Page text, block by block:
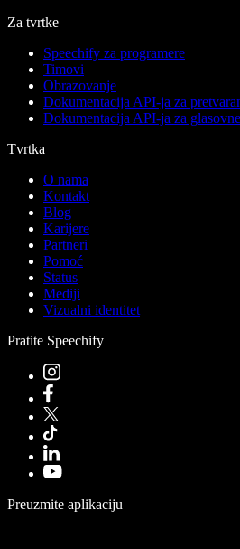
Za tvrtke
Speechify za programere
Timovi
Obrazovanje
Dokumentacija API-ja za
Dokumentacija API-ja za
Tvrtka
O nama
Kontakt
Blog
Karijere
Partneri
Pomoć
Status
Mediji
Vizualni identitet
Pratite Speechify
Preuzmite aplikaciju